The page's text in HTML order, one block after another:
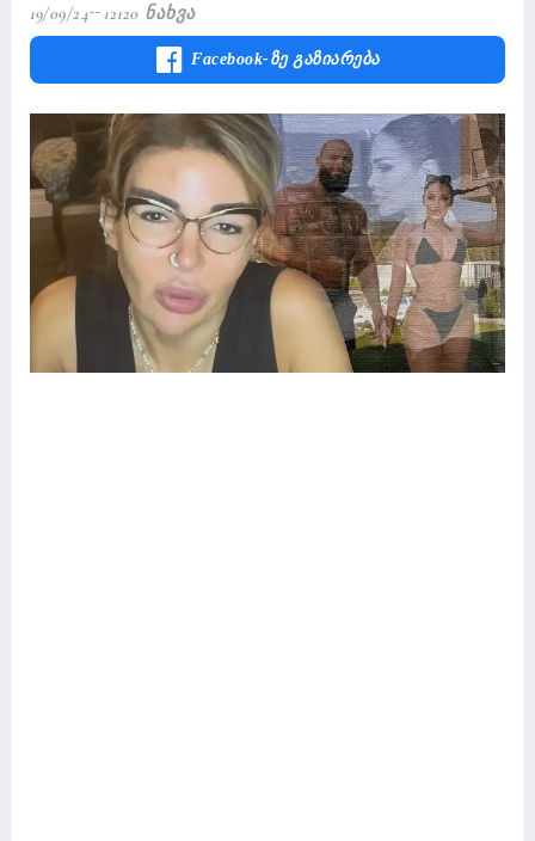
19/09/24 12120 Ნახვა
Facebook-Ზე Გაზიარება